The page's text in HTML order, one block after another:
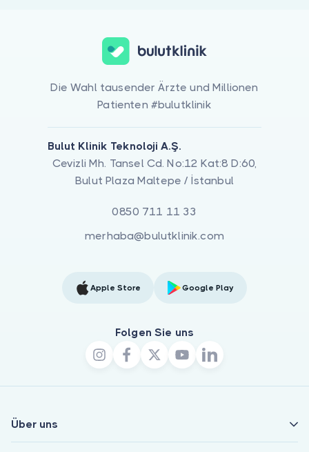
Die Wahl tausender Ärzte und Millionen
Patienten #bulutklinik
Bulut Klinik Teknoloji A.Ş.
Cevizli Mh. Tansel Cd. No:12 Kat:8 D:60,
Bulut Plaza Maltepe / İstanbul
0850 711 11 33
merhaba@bulutklinik.com
Apple Store Google Play
Folgen Sie uns
Über uns